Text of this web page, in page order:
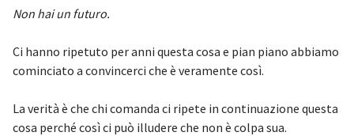
Non hai un futuro.
Ci hanno ripetuto per anni questa cosa e pian piano abbiamo
cominciato a convincerci che è veramente così.
La verità è che chi comanda ci ripete in continuazione questa
cosa perché così ci può illudere che non è colpa sua.